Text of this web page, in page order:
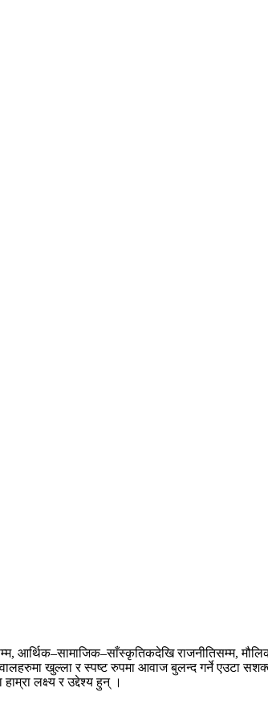
राजनीतिसम्म, मौलिक
खुल्ला र स्पष्ट रुपमा आवाज बुलन्द गर्ने एउटा
लक्ष्य र उद्देश्य हुन् ।